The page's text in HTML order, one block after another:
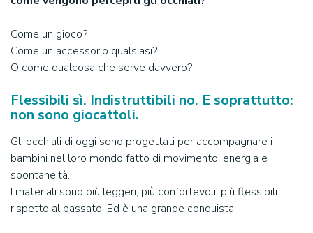
Come un gioco?
Come un accessorio qualsiasi?
O come qualcosa che serve davvero?
Flessibili sì. Indistruttibili no. E soprattutto:
non sono giocattoli.
Gli occhiali di oggi sono progettati per accompagnare i
bambini nel loro mondo fatto di movimento, energia e
spontaneità.
I materiali sono più leggeri, più confortevoli, più flessibili
rispetto al passato. Ed è una grande conquista.